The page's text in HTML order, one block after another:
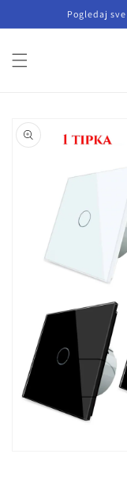
sadržaj
Pogledaj
informacija
o